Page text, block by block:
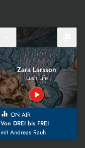
Zara Larsson
Lush Life
play_arrow
equalizer ON AIR
Von DREI bis FREI
mit Andreas Rauh